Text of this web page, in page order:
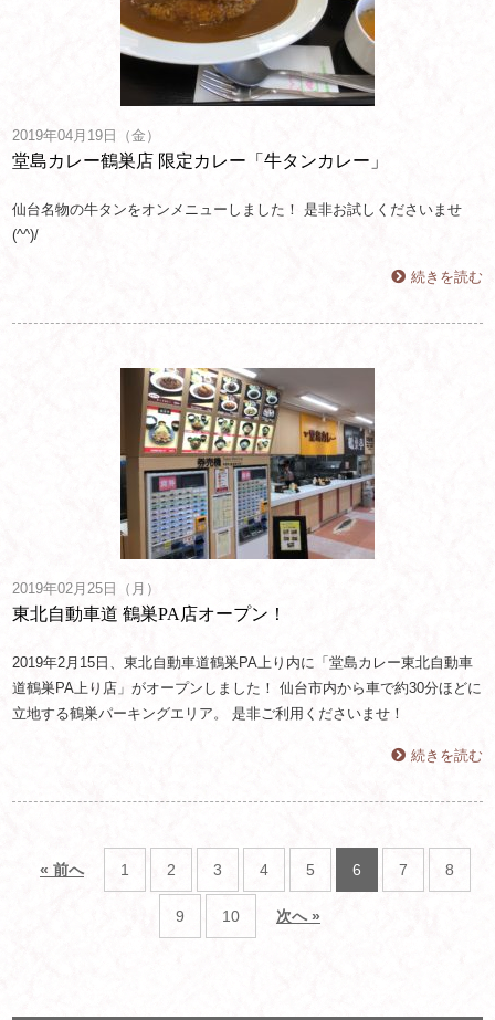
2019年04月19日（金）
堂島カレー鶴巣店 限定カレー「牛タンカレー」
仙台名物の牛タンをオンメニューしました！ 是非お試しくださいませ
(^^)/
続きを読む
2019年02月25日（月）
東北自動車道 鶴巣PA店オープン！
2019年2月15日、東北自動車道鶴巣PA上り内に「堂島カレー東北自動車
道鶴巣PA上り店」がオープンしました！ 仙台市内から車で約30分ほどに
立地する鶴巣パーキングエリア。 是非ご利用くださいませ！
続きを読む
« 前へ 1 2 3 4 5 6 7 8
9 10 次へ »